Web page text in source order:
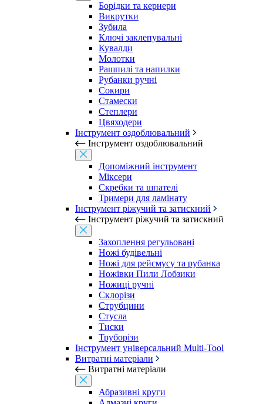
Борідки та кернери
Викрутки
Зубила
Ключі заклепувальні
Кувалди
Молотки
Рашпилі та напилки
Рубанки ручні
Сокири
Стамески
Степлери
Цвяходери
Інструмент оздоблювальний
Інструмент оздоблювальний
Допоміжний інструмент
Міксери
Скребки та шпателі
Тримери для ламінату
Інструмент ріжучий та затискний
Інструмент ріжучий та затискний
Захоплення регульовані
Ножі будівельні
Ножі для рейсмусу та рубанка
Ножівки Пили Лобзики
Ножиці ручні
Склорізи
Струбцини
Стусла
Тиски
Труборізи
Інструмент універсальний Multi-Tool
Витратні матеріали
Витратні матеріали
Абразивні круги